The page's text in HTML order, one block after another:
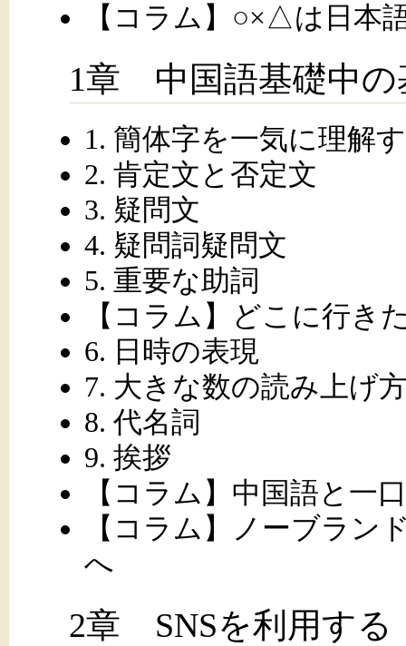
【コラム】○×△は日本
1章 中国語基礎中の
1. 簡体字を一気に理解
2. 肯定文と否定文
3. 疑問文
4. 疑問詞疑問文
5. 重要な助詞
【コラム】どこに行き
6. 日時の表現
7. 大きな数の読み上げ
8. 代名詞
9. 挨拶
【コラム】中国語と一
【コラム】ノーブラン
へ
2章 SNSを利用する